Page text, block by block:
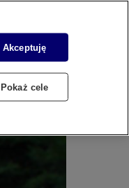
Akceptuję
Pokaż cele